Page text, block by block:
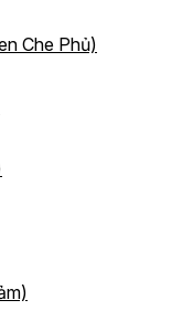
Che Phủ)